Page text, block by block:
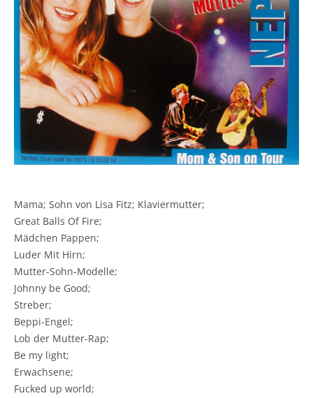
Mama; Sohn von Lisa Fitz; Klaviermutter;
Great Balls Of Fire;
Mädchen Pappen;
Luder Mit Hirn;
Mutter-Sohn-Modelle;
Johnny be Good;
Streber;
Beppi-Engel;
Lob der Mutter-Rap;
Be my light;
Erwachsene;
Fucked up world;